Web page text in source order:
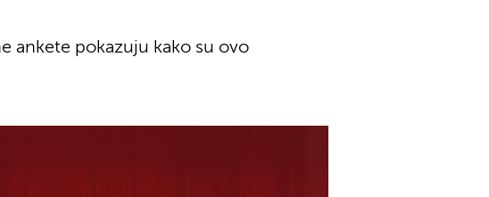
ankete pokazuju kako su ovo